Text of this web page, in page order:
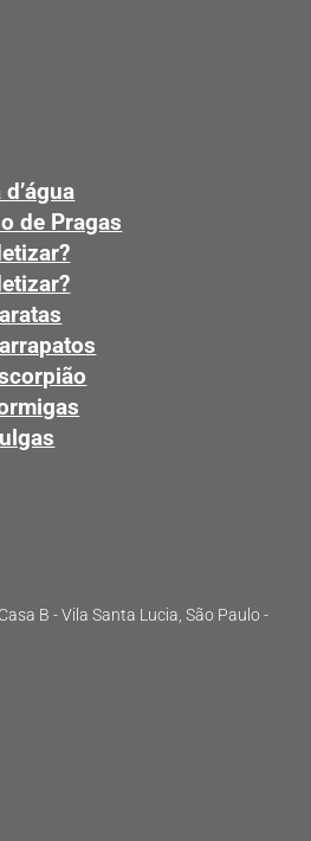
de Pragas
B - Vila Santa Lucia, São Paulo -